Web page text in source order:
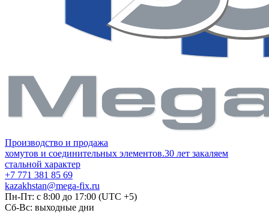
Производство и продажа
хомутов и соединительных элементов.30 лет закаляем
стальной характер
+7 771 381 85 69
kazakhstan@mega-fix.ru
Пн-Пт: с 8:00 до 17:00 (UTC +5)
Сб-Вс: выходные дни